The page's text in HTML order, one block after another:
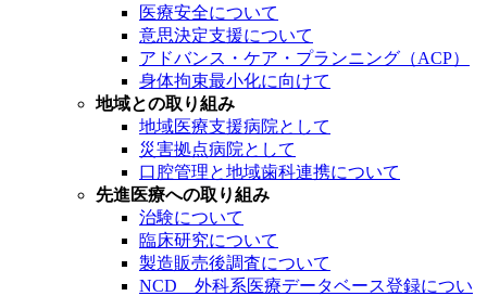
医療安全について
意思決定支援について
アドバンス・ケア・プランニング（ACP）
身体拘束最小化に向けて
地域との取り組み
地域医療支援病院として
災害拠点病院として
口腔管理と地域歯科連携について
先進医療への取り組み
治験について
臨床研究について
製造販売後調査について
NCD 外科系医療データベース登録につい